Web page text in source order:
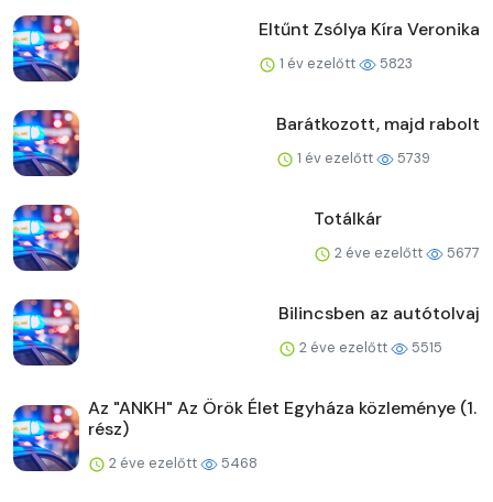
Eltűnt Zsólya Kíra Veronika
1 év ezelőtt 5823
Barátkozott, majd rabolt
1 év ezelőtt 5739
Totálkár
2 éve ezelőtt 5677
Bilincsben az autótolvaj
2 éve ezelőtt 5515
Az "ANKH" Az Örök Élet Egyháza közleménye (1.
rész)
2 éve ezelőtt 5468